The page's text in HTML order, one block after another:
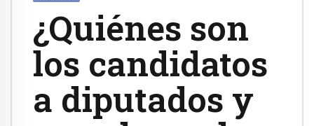
¿Quiénes son
los candidatos
a diputados y